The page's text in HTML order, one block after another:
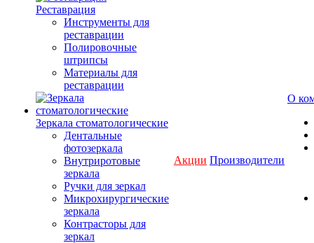
Реставрация
Инструменты для
реставрации
Полировочные
штрипсы
Материалы для
реставрации
Зеркала стоматологические
Дентальные
фотозеркала
Внутриротовые
зеркала
Ручки для зеркал
Микрохирургические
зеркала
Контрасторы для
зеркал
Акции Производители
О